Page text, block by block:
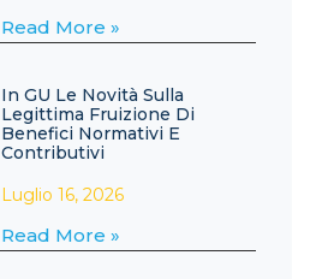
Read More »
In GU Le Novità Sulla
Legittima Fruizione Di
Benefici Normativi E
Contributivi
Luglio 16, 2026
Read More »